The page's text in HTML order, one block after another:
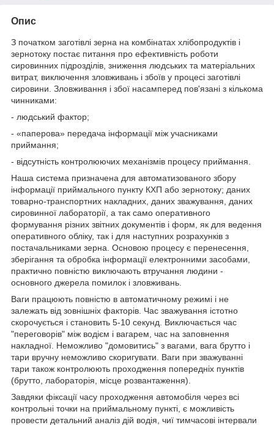
Опис
З початком заготівлі зерна на комбінатах хлібопродуктів і
зернотоку постає питання про ефективність роботи
сировинних підрозділів, зниження людських та матеріальних
витрат, виключення зловживань і збоїв у процесі заготівлі
сировини. Зловживання і збої насамперед пов'язані з кількома
чинниками:
- людський фактор;
- «паперова» передача інформації між учасниками
приймання;
- відсутність контролюючих механізмів процесу приймання.
Наша система призначена для автоматизованого збору
інформації приймального пункту КХП або зернотоку; даних
товарно-транспортних накладних, даних зважування, даних
сировинної лабораторії, а так само оперативного
формування різних звітних документів і форм, як для ведення
оперативного обліку, так і для наступних розрахунків з
постачальниками зерна. Основою процесу є перенесення,
зберігання та обробка інформації електронними засобами,
практично повністю виключають втручання людини -
основного джерела помилок і зловживань.
Ваги працюють повністю в автоматичному режимі і не
залежать від зовнішніх факторів. Час зважування істотно
скорочується і становить 5-10 секунд. Виключається час
"переговорів" між водієм і вагарем, час на заповнення
накладної. Неможливо "домовитись" з вагами, вага брутто і
тари вручну неможливо скоригувати. Ваги при зважуванні
тари також контролюють проходження попередніх пунктів
(брутто, лабораторія, місце розвантаження).
Завдяки фіксації часу проходження автомобіля через всі
контрольні точки на приймальному пункті, є можливість
провести детальний аналіз дій водія, чиї тимчасові інтервали